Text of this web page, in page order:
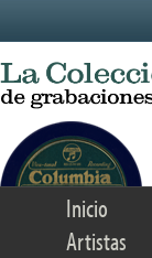
Inicio
Artistas